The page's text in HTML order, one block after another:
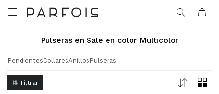

Pulseras en Sale en color Multicolor
PendientesCollaresAnillos Pulseras